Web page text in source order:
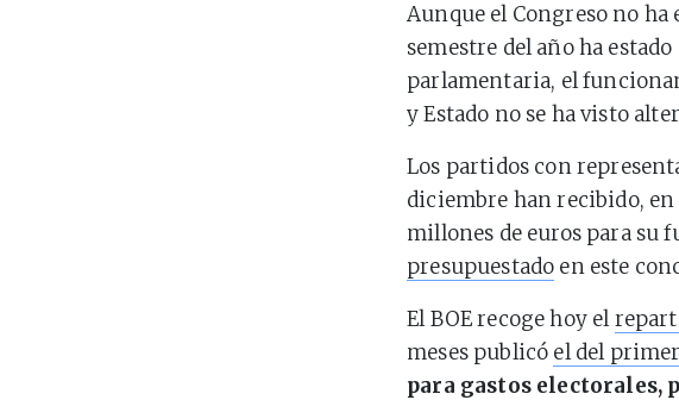
Aunque el Congreso no
semestre del año ha
parlamentaria, el
y Estado no se ha visto
Los partidos con
diciembre han recibido, en
millones de euros para
presupuestado en este
El BOE recoge hoy el
meses publicó el del
para gastos electorales,